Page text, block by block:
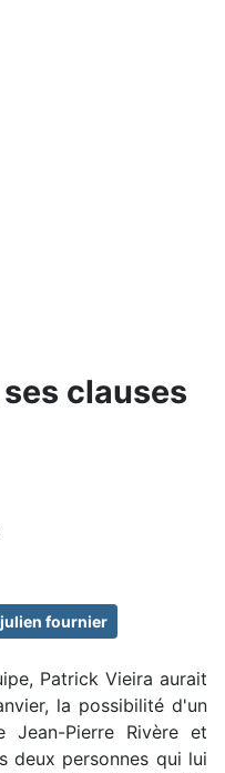
clauses
julien fournier
Patrick Vieira aurait
la possibilité d'un
Pierre Rivère et
deux personnes qui lui